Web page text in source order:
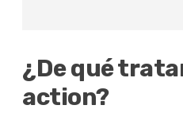
¿De qué
action?